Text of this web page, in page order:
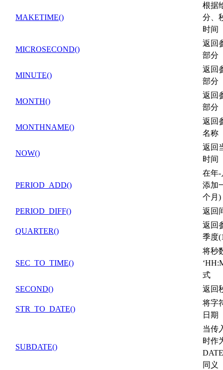
MAKETIME()
根据
分、
时间
MICROSECOND()
返回
部分
MINUTE()
返回
部分
MONTH()
返回
部分
MONTHNAME()
返回
名称
NOW()
返回
时间
PERIOD_ADD()
在年-
添加
个月)
PERIOD_DIFF()
返回
QUARTER()
返回
季度
SEC_TO_TIME()
将秒
式
SECOND()
返回
STR_TO_DATE()
将字
日期
SUBDATE()
当传
时作
同义